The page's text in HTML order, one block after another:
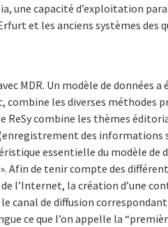
une capacité d’exploitation
et les anciens systèmes des
MDR. Un modèle de données a
combine les diverses méthodes
ReSy combine les thèmes
des informations
essentielle du modèle de
Afin de tenir compte des
l’Internet, la création d’une
canal de diffusion
ce que l’on appelle la